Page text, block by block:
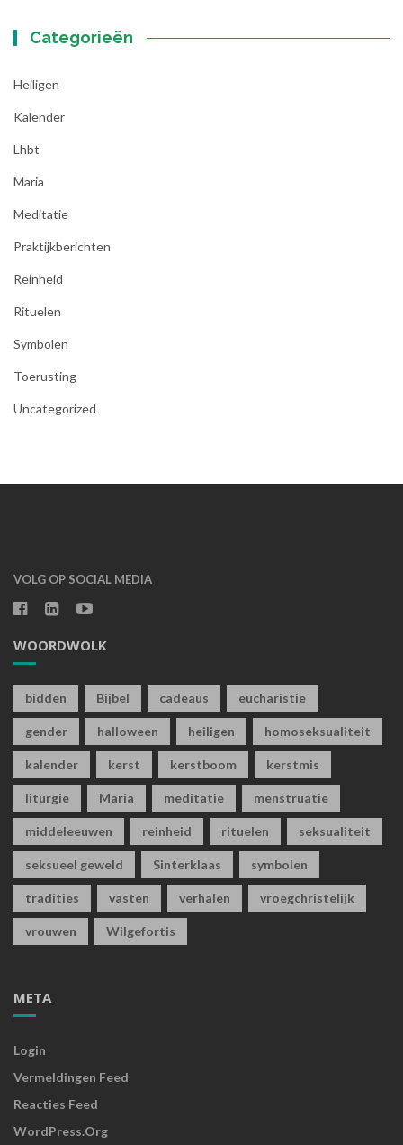
Categorieën
Heiligen
Kalender
Lhbt
Maria
Meditatie
Praktijkberichten
Reinheid
Rituelen
Symbolen
Toerusting
Uncategorized
VOLG OP SOCIAL MEDIA
WOORDWOLK
bidden Bijbel cadeaus eucharistie
gender halloween heiligen homoseksualiteit
kalender kerst kerstboom kerstmis
liturgie Maria meditatie menstruatie
middeleeuwen reinheid rituelen seksualiteit
seksueel geweld Sinterklaas symbolen
tradities vasten verhalen vroegchristelijk
vrouwen Wilgefortis
META
Login
Vermeldingen Feed
Reacties Feed
WordPress.org